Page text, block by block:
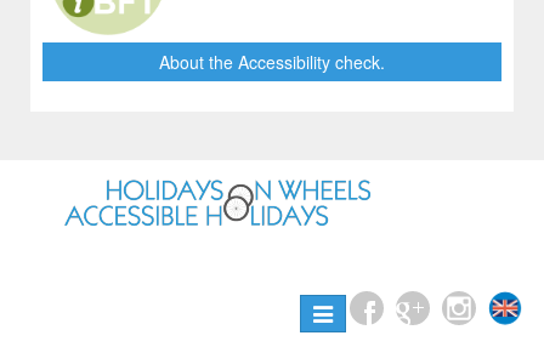
About the Accessibility check.
Toggle
navigation